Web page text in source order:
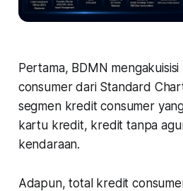
Pertama, BDMN
consumerdari Standard
segmen kredit consumer
kartu kredit, kredit tanpa
kendaraan.
Adapun, total kredit